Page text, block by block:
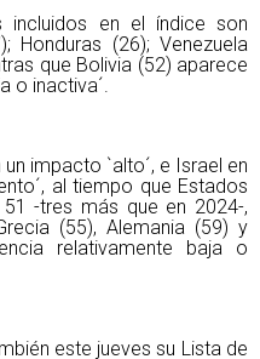
incluidos en el índice son
Honduras (26); Venezuela
que Bolivia (52) aparece
o inactiva´.
impacto `alto´, e Israel en
al tiempo que Estados
-tres más que en 2024-,
(55), Alemania (59) y
relativamente baja o
este jueves su Lista de